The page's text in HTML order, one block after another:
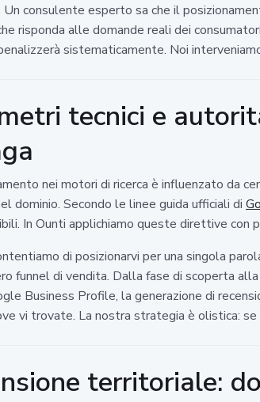
Un consulente esperto sa che il
risponda alle domande reali dei
sistematicamente. Noi
tecnici e
nei motori di ricerca è influenzato da
dominio. Secondo le linee guida ufficiali di
In Ounti applichiamo queste direttive con
di posizionarvi per una singola
funnel di vendita. Dalla fase di scoperta
Business Profile, la generazione di
vi trovate. La nostra strategia è olistica:
territoriale: